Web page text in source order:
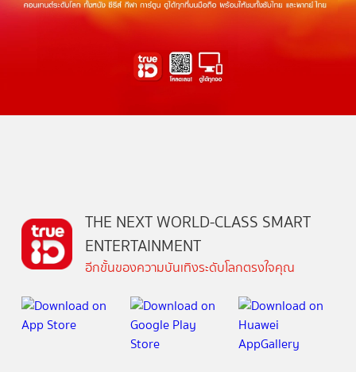
THE NEXT WORLD-CLASS SMART
ENTERTAINMENT
อีกขั้นของความบันเทิงระดับโลกตรงใจคุณ